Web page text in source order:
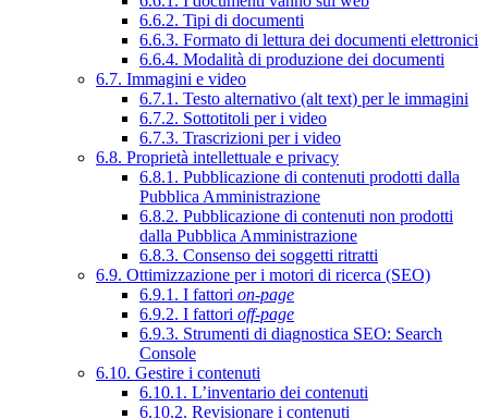
6.6.2. Tipi di documenti
6.6.3. Formato di lettura dei documenti elettronici
6.6.4. Modalità di produzione dei documenti
6.7. Immagini e video
6.7.1. Testo alternativo (alt text) per le immagini
6.7.2. Sottotitoli per i video
6.7.3. Trascrizioni per i video
6.8. Proprietà intellettuale e privacy
6.8.1. Pubblicazione di contenuti prodotti dalla
Pubblica Amministrazione
6.8.2. Pubblicazione di contenuti non prodotti
dalla Pubblica Amministrazione
6.8.3. Consenso dei soggetti ritratti
6.9. Ottimizzazione per i motori di ricerca (SEO)
6.9.1. I fattori on-page
6.9.2. I fattori off-page
6.9.3. Strumenti di diagnostica SEO: Search
Console
6.10. Gestire i contenuti
6.10.1. L’inventario dei contenuti
6.10.2. Revisionare i contenuti